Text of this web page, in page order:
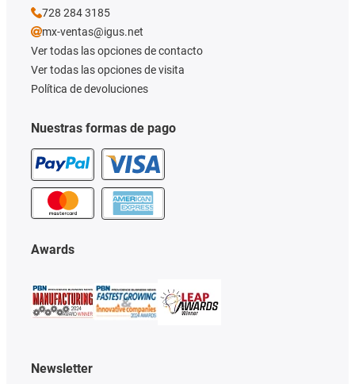
Nuestras formas de pago
Awards
Newsletter
728 284 3185
mx-ventas@igus.net
Ver todas las opciones de contacto
Ver todas las opciones de visita
Política de devoluciones